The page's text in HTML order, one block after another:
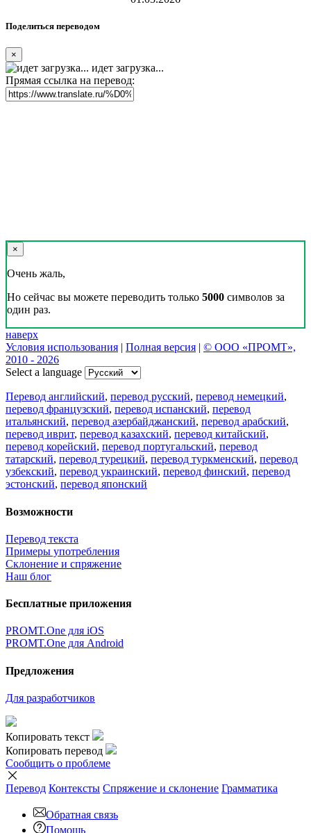
Цифровая эволюция перевода: как вузам бесплатно получить
CAT-систему PROMT Translation Factory
18 февраля 2026 года прошел очередной вебинар,
посвященный Академической программе компании PROMT
для представителей высших учебных заведений. Вебинар
провела Наталья Железняк, руководитель лингвистич
01.03.2026
Поделиться переводом
×
идет загрузка...
×
Но сейчас вы можете переводить только
один раз.
наверх
Условия использования
2010 - 2026
Select a language
Перевод английский,перевод русский
перевод французский